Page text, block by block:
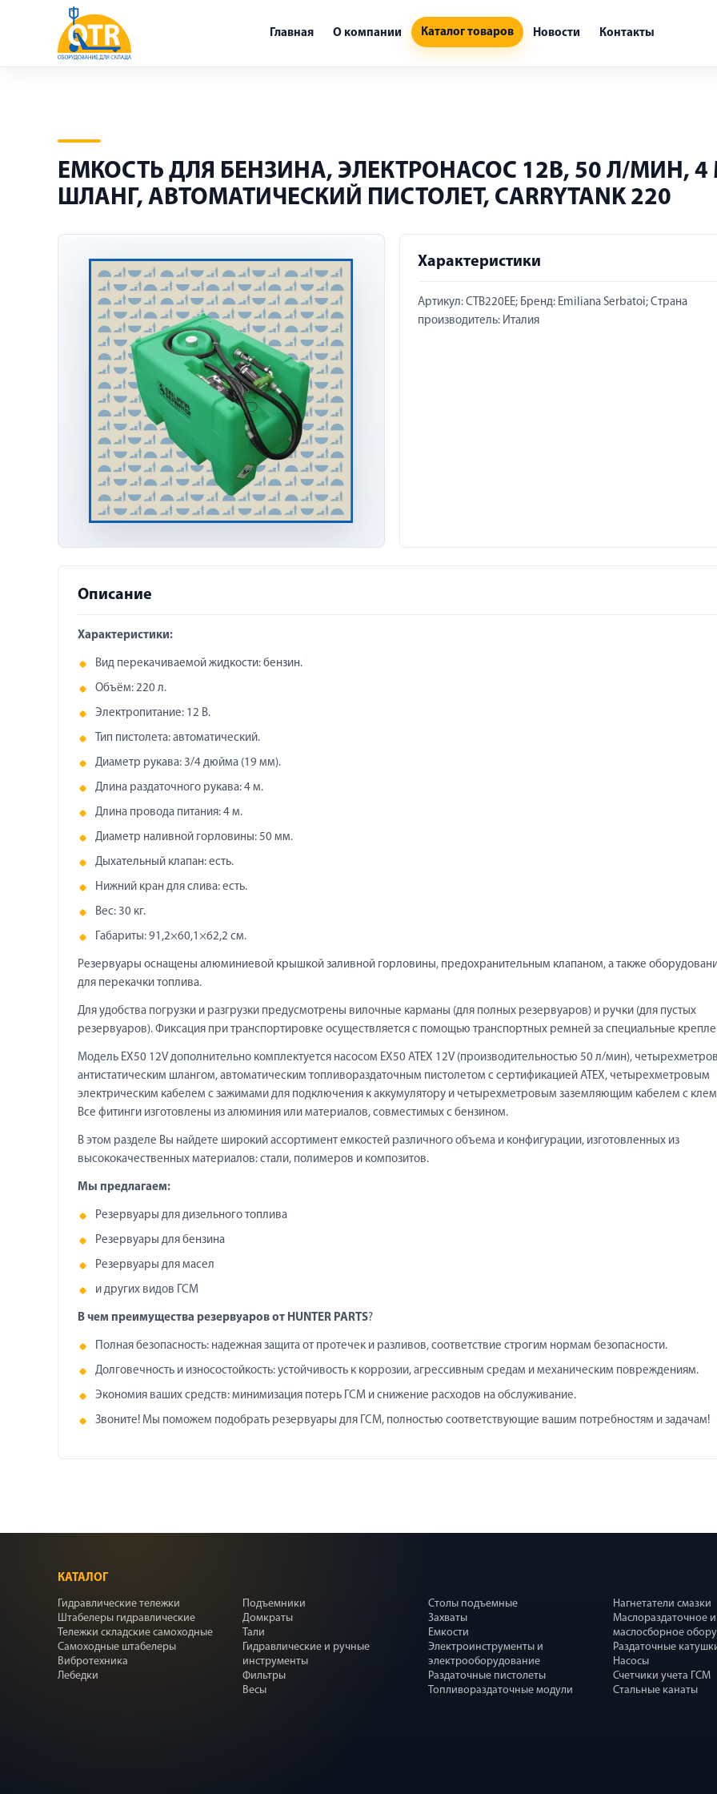
Главная О компании Каталог товаров Новости Контакты
ЕМКОСТЬ ДЛЯ БЕНЗИНА, ЭЛЕКТРОНАСОС 12В, 50 Л/МИН, 4
ШЛАНГ, АВТОМАТИЧЕСКИЙ ПИСТОЛЕТ, CARRYTANK 220
Характеристики
Артикул: CTB220EE; Бренд: Emiliana Serbatoi; Страна
производитель: Италия
Описание
Характеристики:
Вид перекачиваемой жидкости: бензин.
Объём: 220 л.
Электропитание: 12 В.
Тип пистолета: автоматический.
Диаметр рукава: 3/4 дюйма (19 мм).
Длина раздаточного рукава: 4 м.
Длина провода питания: 4 м.
Диаметр наливной горловины: 50 мм.
Дыхательный клапан: есть.
Нижний кран для слива: есть.
Вес: 30 кг.
Габариты: 91,2×60,1×62,2 см.
Резервуары оснащены алюминиевой крышкой заливной горловины, предохранительным клапаном, а также
для перекачки топлива.
Для удобства погрузки и разгрузки предусмотрены вилочные карманы (для полных резервуаров) и ручки (для пустых
резервуаров). Фиксация при транспортировке осуществляется с помощью транспортных ремней за специальные
Модель EX50 12V дополнительно комплектуется насосом EX50 ATEX 12V (производительностью 50 л/мин),
антистатическим шлангом, автоматическим топливораздаточным пистолетом с сертификацией ATEX, четырехметровым
электрическим кабелем с зажимами для подключения к аккумулятору и четырехметровым заземляющим кабелем с
Все фитинги изготовлены из алюминия или материалов, совместимых с бензином.
В этом разделе Вы найдете широкий ассортимент емкостей различного объема и конфигурации, изготовленных из
высококачественных материалов: стали, полимеров и композитов.
Мы предлагаем:
Резервуары для дизельного топлива
Резервуары для бензина
Резервуары для масел
и других видов ГСМ
В чем преимущества резервуаров от HUNTER PARTS?
Полная безопасность: надежная защита от протечек и разливов, соответствие строгим нормам безопасности.
Долговечность и износостойкость: устойчивость к коррозии, агрессивным средам и механическим повреждениям.
Экономия ваших средств: минимизация потерь ГСМ и снижение расходов на обслуживание.
Звоните! Мы поможем подобрать резервуары для ГСМ, полностью соответствующие вашим потребностям и задачам!
КАТАЛОГ
Гидравлические тележки
Штабелеры гидравлические
Тележки складские самоходные
Самоходные штабелеры
Вибротехника
Лебедки
Подъемники
Домкраты
Тали
Гидравлические и ручные
инструменты
Фильтры
Весы
Столы подъемные
Захваты
Емкости
Электроинструменты и
электрооборудование
Раздаточные пистолеты
Топливораздаточные модули
Нагнетатели смазки
Маслораздаточное и
маслосборное
Раздаточные
Насосы
Счетчики учета ГСМ
Стальные канаты